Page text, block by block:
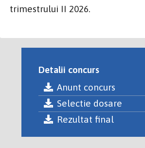
trimestrului II 2026.
Detalii concurs
Anunt concurs
Selectie dosare
Rezultat final